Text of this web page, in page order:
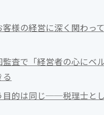
様の経営に深く関わっ
査で「経営者の心にベ
る
目的は同じ──税理士と